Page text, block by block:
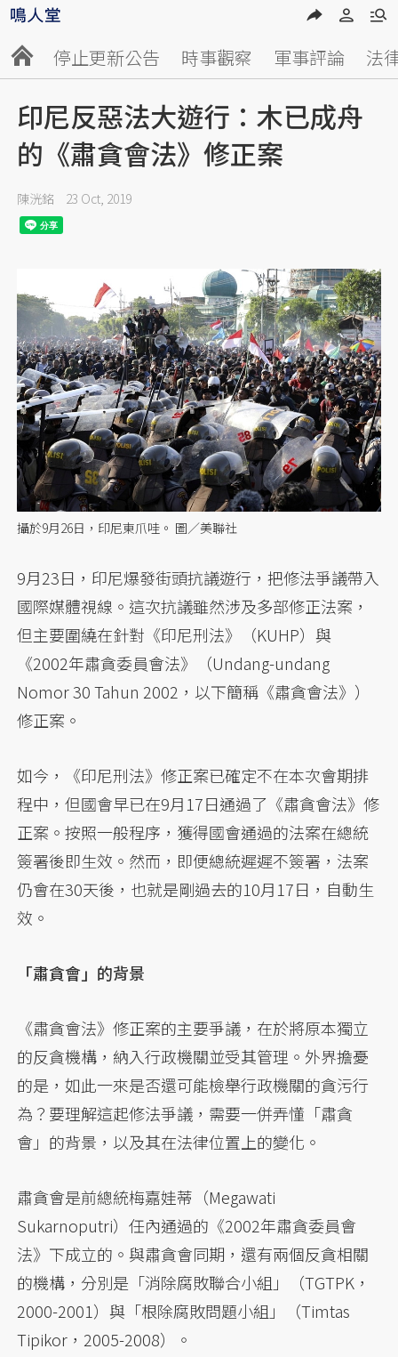
停止更新公告 時事觀察 軍事評論 法
印尼反惡法大遊行：木已成舟
的《肅貪會法》修正案
陳洸銘 23 Oct, 2019
攝於9月26日，印尼東爪哇。 圖／美聯社
9月23日，印尼爆發街頭抗議遊行，把修法爭議帶入
國際媒體視線。這次抗議雖然涉及多部修正法案，
但主要圍繞在針對《印尼刑法》（KUHP）與
《2002年肅貪委員會法》（Undang-undang
Nomor 30 Tahun 2002，以下簡稱《肅貪會法》）
修正案。
如今，《印尼刑法》修正案已確定不在本次會期排
程中，但國會早已在9月17日通過了《肅貪會法》修
正案。按照一般程序，獲得國會通過的法案在總統
簽署後即生效。然而，即便總統遲遲不簽署，法案
仍會在30天後，也就是剛過去的10月17日，自動生
效。
「肅貪會」的背景
《肅貪會法》修正案的主要爭議，在於將原本獨立
的反貪機構，納入行政機關並受其管理。外界擔憂
的是，如此一來是否還可能檢舉行政機關的貪污行
為？要理解這起修法爭議，需要一併弄懂「肅貪
會」的背景，以及其在法律位置上的變化。
肅貪會是前總統梅嘉娃蒂（Megawati
Sukarnoputri）任內通過的《2002年肅貪委員會
法》下成立的。與肅貪會同期，還有兩個反貪相關
的機構，分別是「消除腐敗聯合小組」（TGTPK，
2000-2001）與「根除腐敗問題小組」（Timtas
Tipikor，2005-2008）。